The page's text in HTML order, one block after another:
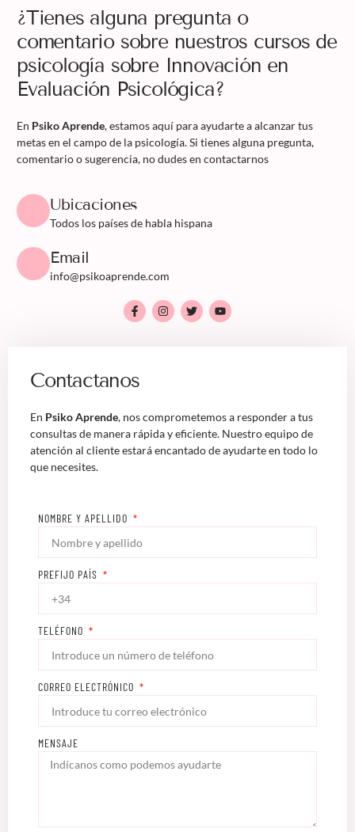
¿Tienes alguna pregunta o
comentario sobre nuestros cursos de
psicología sobre Innovación en
Evaluación Psicológica?
En Psiko Aprende, estamos aquí para ayudarte a alcanzar tus
metas en el campo de la psicología. Si tienes alguna pregunta,
comentario o sugerencia, no dudes en contactarnos
Ubicaciones
Todos los países de habla hispana
Email
info@psikoaprende.com
Contactanos
En Psiko Aprende, nos comprometemos a responder a tus
consultas de manera rápida y eficiente. Nuestro equipo de
atención al cliente estará encantado de ayudarte en todo lo
que necesites.
NOMBRE Y APELLIDO
PREFIJO PAÍS
TELÉFONO
CORREO ELECTRÓNICO
MENSAJE